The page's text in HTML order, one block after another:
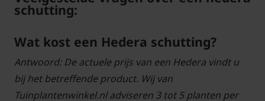
schutting:
Wat kost een Hedera schutting?
Antwoord: De actuele prijs van een Hedera vindt u
bij het betreffende product. Wij van
Tuinplantenwinkel.nl adviseren 3 tot 5 planten per